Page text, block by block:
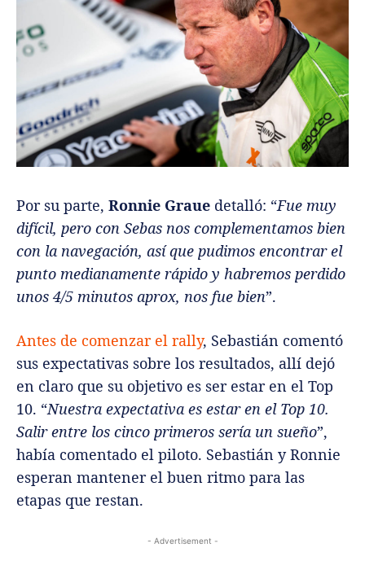
Por su parte, Ronnie Graue detalló: “Fue muy
difícil, pero con Sebas nos complementamos bien
con la navegación, así que pudimos encontrar el
punto medianamente rápido y habremos perdido
unos 4/5 minutos aprox, nos fue bien”.
Antes de comenzar el rally, Sebastián comentó
sus expectativas sobre los resultados, allí dejó
en claro que su objetivo es ser estar en el Top
10. “Nuestra expectativa es estar en el Top 10.
Salir entre los cinco primeros sería un sueño”,
había comentado el piloto. Sebastián y Ronnie
esperan mantener el buen ritmo para las
etapas que restan.
- Advertisement -